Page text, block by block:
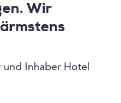
Wir
und Inhaber Hotel